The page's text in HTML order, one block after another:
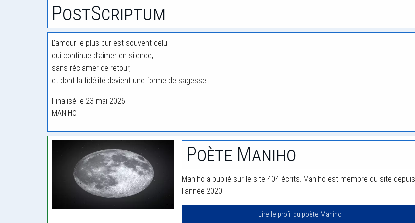
PostScriptum
L’amour le plus pur est souvent celui
qui continue d’aimer en silence,
sans réclamer de retour,
et dont la fidélité devient une forme de sagesse.
Finalisé le 23 mai 2026
MANIHO
Poète Maniho
Maniho a publié sur le site 404 écrits. Maniho est membre du site depuis
l'année 2020.
Lire le profil du poète Maniho